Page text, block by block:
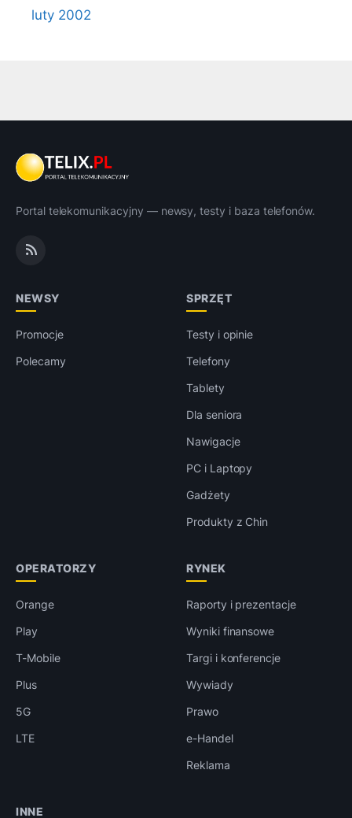
luty 2002
Portal telekomunikacyjny — newsy, testy i baza telefonów.
NEWSY
Promocje
Polecamy
SPRZĘT
Testy i opinie
Telefony
Tablety
Dla seniora
Nawigacje
PC i Laptopy
Gadżety
Produkty z Chin
OPERATORZY
Orange
Play
T-Mobile
Plus
5G
LTE
RYNEK
Raporty i prezentacje
Wyniki finansowe
Targi i konferencje
Wywiady
Prawo
e-Handel
Reklama
INNE